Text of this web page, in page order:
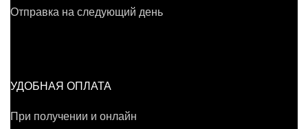
Отправка на следующий день
УДОБНАЯ ОПЛАТА
При получении и онлайн